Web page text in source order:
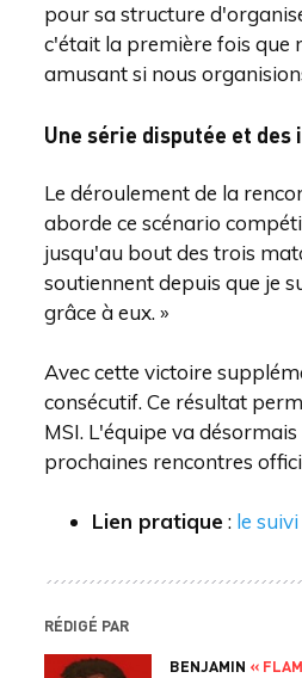
pour sa structure
c'était la première fois que
amusant si nous
Une série disputée et
Le déroulement de la
aborde ce scénario
jusqu'au bout des trois
soutiennent depuis que je
grâce à eux. »
Avec cette victoire
consécutif. Ce résultat
MSI. L'équipe va
prochaines rencontres
Lien pratique: le
RÉDIGÉ PAR
BENJAMIN «